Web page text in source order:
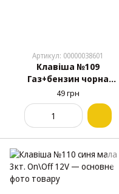
Артикул: 00000038601
Клавіша №109
Газ+бензин чорна
прямокутна 3кт. 3полож.
On\Off\On 12V
49 грн